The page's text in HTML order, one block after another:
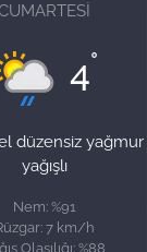
4°
düzensiz yağmur
yağışlı
Nem: %91
7 km/h
Olasılığı: %88